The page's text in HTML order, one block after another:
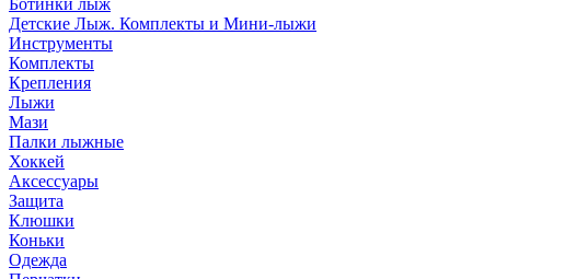
Ботинки лыж
Детские Лыж. Комплекты и Мини-лыжи
Инструменты
Комплекты
Крепления
Лыжи
Мази
Палки лыжные
Хоккей
Аксессуары
Защита
Клюшки
Коньки
Одежда